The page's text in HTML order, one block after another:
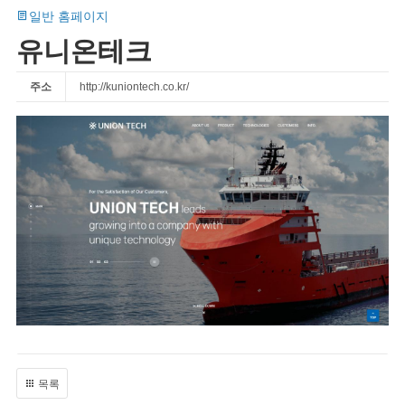
일반 홈페이지
유니온테크
주소 http://kuniontech.co.kr/
목록